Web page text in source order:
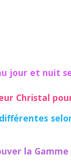
jour et nuit
Christal
la